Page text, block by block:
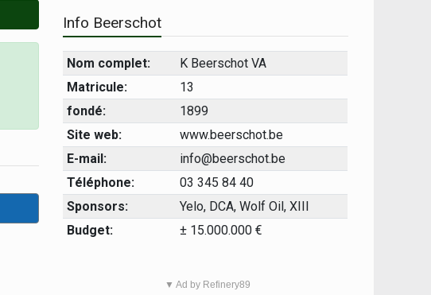
Info Beerschot
Nom complet:
K Beerschot VA
Matricule:
13
fondé:
1899
Site web:
www.beerschot.be
E-mail:
info@beerschot.be
Téléphone:
03 345 84 40
Sponsors:
Yelo, DCA, Wolf Oil, XIII
Budget:
± 15.000.000 €
▼ Ad by Refinery89